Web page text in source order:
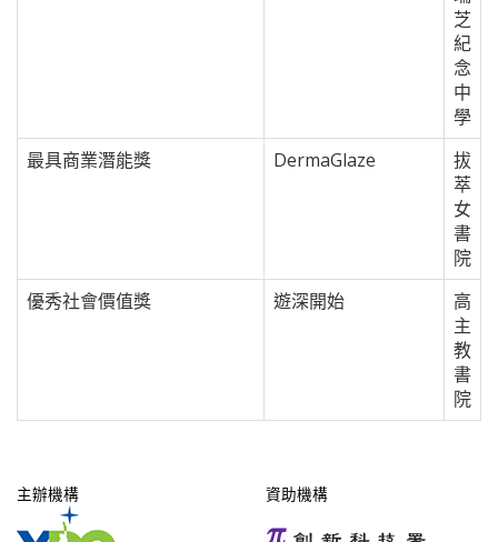
芝
紀
念
中
學
最具商業潛能獎
DermaGlaze
拔
萃
女
書
院
優秀社會價值獎
遊深開始
高
主
教
書
院
主辦機構 資助機構